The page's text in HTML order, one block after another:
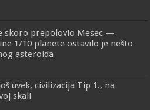
skoro prepolovio Mesec —
1/10 planete ostavilo je nešto
asteroida
uvek, civilizacija Tip 1., na
skali